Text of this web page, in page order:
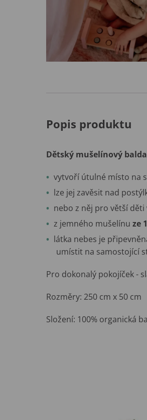
Popis produktu
Dětský mušelínový
vytvoří útulné místo na
lze jej zavěsit nad
nebo z něj pro větší
z jemného mušelínu ze
látka nebes je
umístit na samostojící
Pro dokonalý pokojíček -
Rozměry: 250 cm x 50 cm
Složení: 100% organická